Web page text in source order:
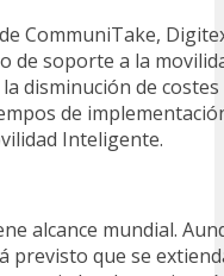
CommuniTake,
de soporte a la
disminución de
de
Inteligente.
alcance mundial.
previsto que se